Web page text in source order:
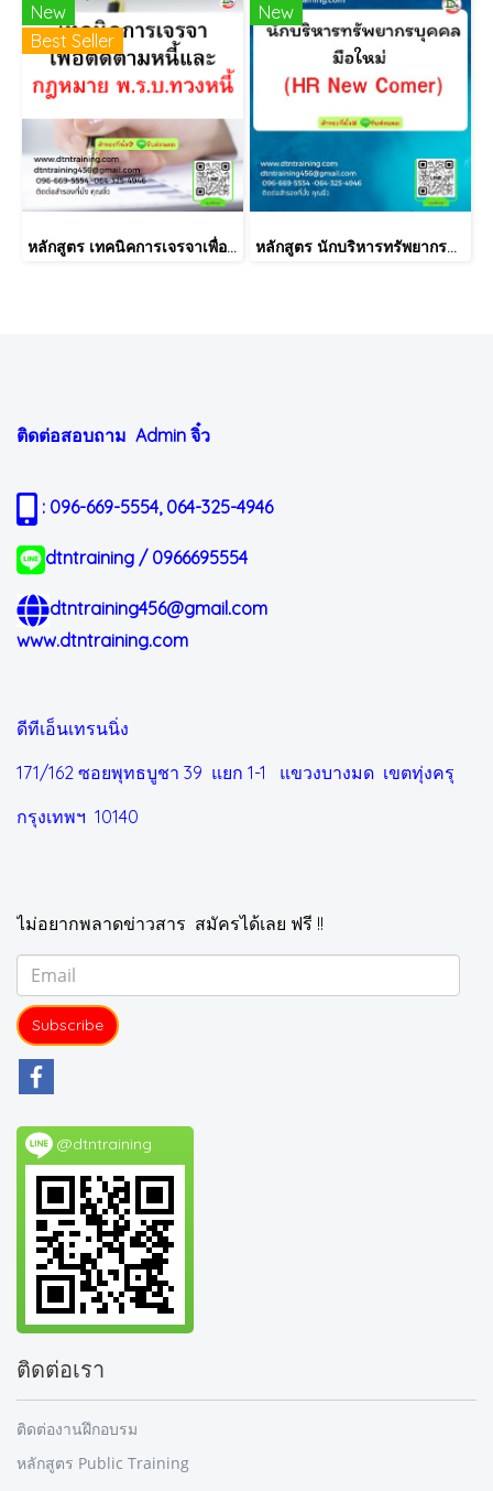
New
Best Seller
หลักสูตร เทคนิคการเจรจาเพื่อติดตามหนี้และกฎหมาย พ.ร.บ.ทวงหนี้
New
หลักสูตร นักบริหารทรัพยากรบุคคลมือใหม่ (HR New Comer)
ติดต่อสอบถาม Admin จิ๋ว
: 096-669-5554, 064-325-4946
dtntraining / 0966695554
dtntraining456@gmail.com
www.dtntraining.com
ดีทีเอ็นเทรนนิ่ง
171/162 ซอยพุทธบูชา 39 แยก 1-1 แขวงบางมด เขตทุ่งครุ
กรุงเทพฯ 10140
ไม่อยากพลาดข่าวสาร สมัครได้เลย ฟรี !!
Subscribe
@dtntraining
ติดต่อเรา
ติดต่องานฝึกอบรม
หลักสูตร Public Training